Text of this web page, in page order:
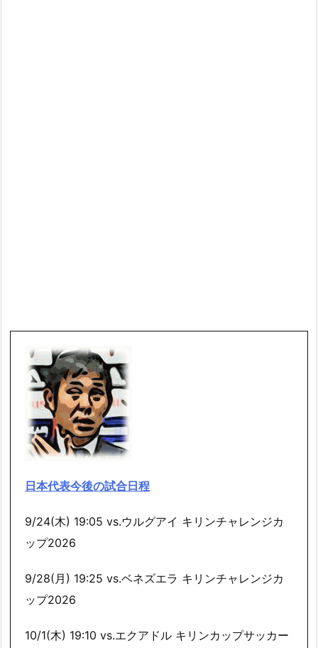
日本代表今後の試合日程
9/24(木) 19:05 vs.ウルグアイ キリンチャレンジカ
ップ2026
9/28(月) 19:25 vs.ベネズエラ キリンチャレンジカ
ップ2026
10/1(木) 19:10 vs.エクアドル キリンカップサッカー